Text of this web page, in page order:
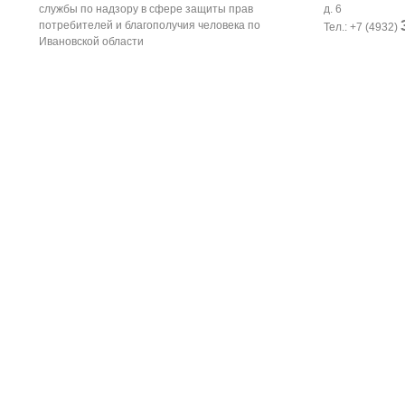
службы по надзору в сфере защиты прав
потребителей и благополучия человека по
Ивановской области
д. 6
Тел.: +7 (4932)